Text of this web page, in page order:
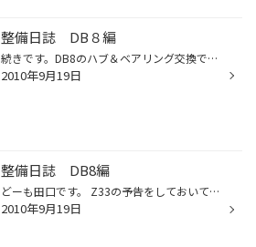
整備日誌 DB８編
続きです。DB8のハブ＆ベアリング交換です。 先程話した、ドライブシャフトのベアリングの比較です。（写真１枚目） 写真２枚目は、新品のハブと逝ってしまったハブです(-_-;) タイヤを支えているベアリングがヘタって来ると 走行中の異音や、ハンドルのブレ等が発生します＼(゜ロ＼)(／ロ゜)／ 気...
2010年9月19日
整備日誌 DB8編
どーも田口です。 Z33の予告をしておいてアレですが(；一_一) DB8（インテグラ）の作業がやっと終わったのでこちらを先に(^^♪ 今回の作業は、ハブベアリングの交換＆ドライブシャフトO/H まずは、ドライブシャフトのオーバーホールから 今回は、CRVのパーツを使って、純正強化仕様のシャフトを 作っ...
2010年9月19日